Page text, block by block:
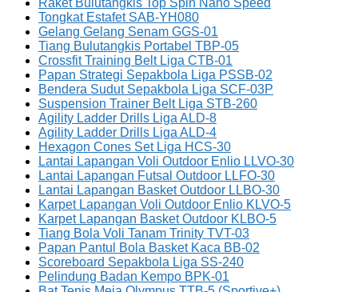
Raket Bulutangkis Top Spin Nano Speed
Tongkat Estafet SAB-YH080
Gelang Gelang Senam GGS-01
Tiang Bulutangkis Portabel TBP-05
Crossfit Training Belt Liga CTB-01
Papan Strategi Sepakbola Liga PSSB-02
Bendera Sudut Sepakbola Liga SCF-03P
Suspension Trainer Belt Liga STB-260
Agility Ladder Drills Liga ALD-8
Agility Ladder Drills Liga ALD-4
Hexagon Cones Set Liga HCS-30
Lantai Lapangan Voli Outdoor Enlio LLVO-30
Lantai Lapangan Futsal Outdoor LLFO-30
Lantai Lapangan Basket Outdoor LLBO-30
Karpet Lapangan Voli Outdoor Enlio KLVO-5
Karpet Lapangan Basket Outdoor KLBO-5
Tiang Bola Voli Tanam Trinity TVT-03
Papan Pantul Bola Basket Kaca BB-02
Scoreboard Sepakbola Liga SS-240
Pelindung Badan Kempo BPK-01